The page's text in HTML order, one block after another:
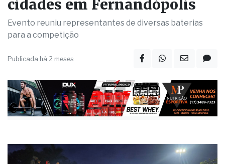
cidades em Fernandópolis
Evento reuniu representantes de diversas baterias
para a competição
Publicada há 2 meses